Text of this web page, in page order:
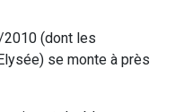
(dont les
se monte à près